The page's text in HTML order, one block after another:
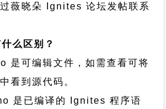
薇晓朵 Ignites 论坛发帖联系
么区别？
可编辑文件，如需查看可将
看到源代码。
是已编译的 Ignites 程序语